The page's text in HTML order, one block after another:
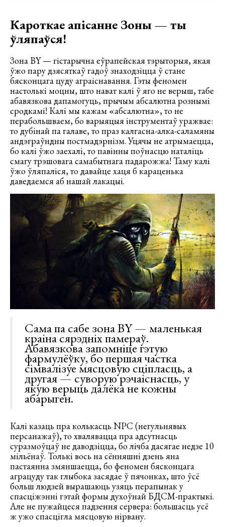
Кароткае апісанне Зоны — ты
ўляпаўся!
Зона BY — гістарычна еўрапейская тэрыторыя, якая
ўжо пару дзясяткаў гадоў знаходзіцца ў стане
бясконцага цуду аграіснавання. Гэты феномен
настолькі моцны, што нават калі ў яго не верыш, табе
абавязкова дапамогуць, прычым абсалютна рознымі
сродкамі! Калі мы кажам «абсалютна», то не
перабольшваем, бо варыяцыя інструментаў уражвае:
то дубінай па галаве, то праз калгасна-алка-саламяны
андэграўндны постмадэрнізм. Уцячы не атрымаецца,
бо калі ўжо заехалі, то павінны поўнасцю наталіць
смагу трэшовага самабытнага падарожжа! Таму калі
ўжо ўляпаліся, то давайце хаця б караценька
даведаемся аб нашай лакацыі.
Сама па сабе зона BY — маленькая
краіна сярэдніх памераў.
Абавязкова запомніце гэтую
фармулёўку, бо першая частка
сімвалізуе мясцовую сціпласць, а
другая — суворую рэчаіснасць, у
якую верыць далёка не кожны
абарыген.
Калі казаць пра колькасць NPC (негульнявых
персанажаў), то хвалявацца пра адсутнасць
суразмоўцаў не даводзіцца, бо лічба дасягае недзе 10
мільёнаў. Толькі вось на сённяшні дзень яна
пастаянна змяншаецца, бо феномен бясконцага
аграцуду так глыбока засядае ў пячонках, што ўсё
больш людзей вырашаюць узяць перапынак у
спасціжэнні гэтай формы духоўнай БДСМ-практыкі.
Але не пужайцеся падзення сервера: большасць усё
ж ужо спасцігла мясцовую нірвану.